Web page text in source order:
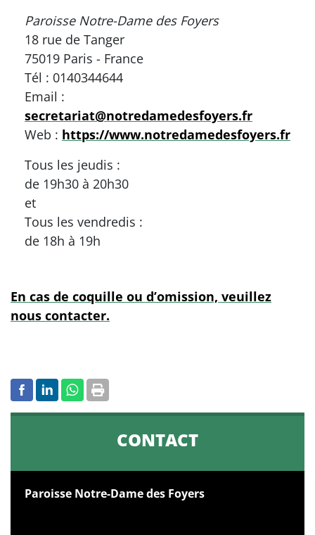
Paroisse Notre-Dame des Foyers
18 rue de Tanger
75019 Paris - France
Tél : 0140344644
Email :
secretariat@notredamedesfoyers.fr
Web : https://www.notredamedesfoyers.fr
Tous les jeudis :
de 19h30 à 20h30
et
Tous les vendredis :
de 18h à 19h
En cas de coquille ou d’omission, veuillez
nous contacter.
CONTACT
Paroisse Notre-Dame des Foyers